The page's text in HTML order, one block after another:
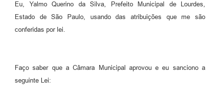
Arquivos para Download
Eu, Yalmo Querino da Silva, Prefeito Municipal de Lourdes,
Estado de São Paulo, usando das atribuições que me são
conferidas por lei.
Faço saber que a Câmara Municipal aprovou e eu sanciono a
seguinte Lei: